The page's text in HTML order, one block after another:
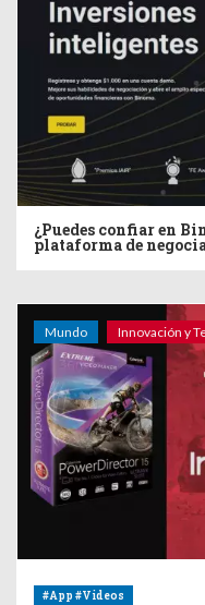
¿Puedes confiar en
plataforma de
Mundo Innovación y
#App #Videos